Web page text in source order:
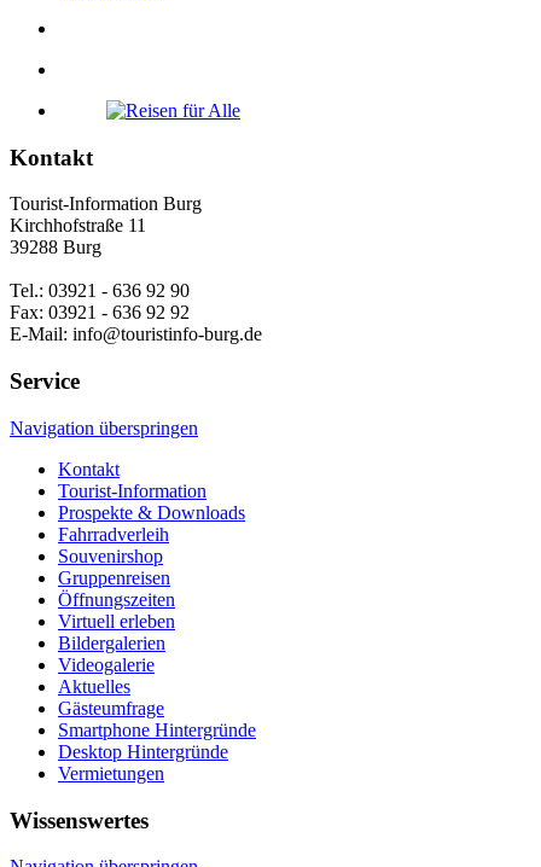
Kontakt
Tourist-Information Burg
Kirchhofstraße 11
39288 Burg
Tel.: 03921 - 636 92 90
Fax: 03921 - 636 92 92
E-Mail: info@touristinfo-burg.de
Service
Navigation überspringen
Kontakt
Tourist-Information
Prospekte & Downloads
Fahrradverleih
Souvenirshop
Gruppenreisen
Öffnungszeiten
Virtuell erleben
Bildergalerien
Videogalerie
Aktuelles
Gästeumfrage
Smartphone Hintergründe
Desktop Hintergründe
Vermietungen
Wissenswertes